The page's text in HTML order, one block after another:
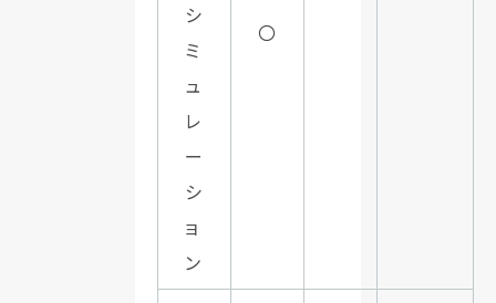
シ
ミ
ュ
レ
ー
シ
ョ
ン
〇